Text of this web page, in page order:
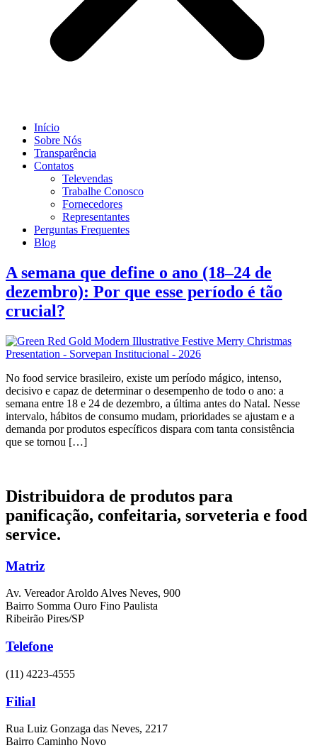
Início
Sobre Nós
Transparência
Contatos
Televendas
Trabalhe Conosco
Fornecedores
Representantes
Perguntas Frequentes
Blog
A semana que define o ano (18–24 de
dezembro): Por que esse período é tão
crucial?
No food service brasileiro, existe um período mágico, intenso,
decisivo e capaz de determinar o desempenho de todo o ano: a
semana entre 18 e 24 de dezembro, a última antes do Natal. Nesse
intervalo, hábitos de consumo mudam, prioridades se ajustam e a
demanda por produtos específicos dispara com tanta consistência
que se tornou […]
Distribuidora de produtos para
panificação, confeitaria, sorveteria e food
service.
Matriz
Av. Vereador Aroldo Alves Neves, 900
Bairro Somma Ouro Fino Paulista
Ribeirão Pires/SP
Telefone
(11) 4223-4555
Filial
Rua Luiz Gonzaga das Neves, 2217
Bairro Caminho Novo